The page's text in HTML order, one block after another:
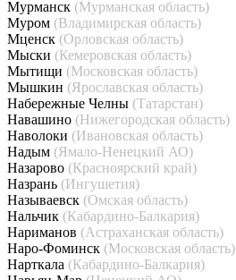
Мурманск (Мурманская область)
Муром (Владимирская область)
Мценск (Орловская область)
Мыски (Кемеровская область)
Мытищи (Московская область)
Мышкин (Ярославская область)
Набережные Челны (Татарстан)
Навашино (Нижегородская область)
Наволоки (Ивановская область)
Надым (Ямало-Ненецкий АО)
Назарово (Красноярский край)
Назрань (Ингушетия)
Называевск (Омская область)
Нальчик (Кабардино-Балкария)
Нариманов (Астраханская область)
Наро-Фоминск (Московская область)
Нарткала (Кабардино-Балкария)